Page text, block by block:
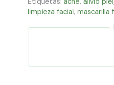
limpieza facial, mascarilla